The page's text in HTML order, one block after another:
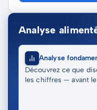
Analyse
Analyse
Découvrez ce que
les chiffres — avant